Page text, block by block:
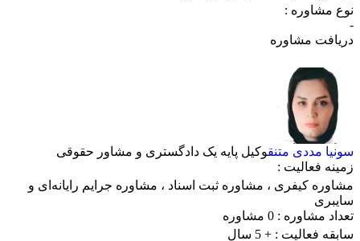
نوع مشاوره :
-
دریافت مشاوره
سونیا مددی متنقوکیل پایه یک دادگستری و مشاور حقوقی
زمینه فعالیت :
مشاوره کیفری ، مشاوره ثبت اسناد ، مشاوره جرایم رایانه‌ای و
سایبری
تعداد مشاوره : 0 مشاوره
سابقه فعالیت : + 5 سال